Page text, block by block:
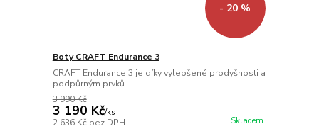
- 20 %
Boty CRAFT Endurance 3
CRAFT Endurance 3 je díky vylepšené prodyšnosti a
podpůrným prvků...
3 990 Kč
3 190 Kč/ks
2 636 Kč bez DPH Skladem